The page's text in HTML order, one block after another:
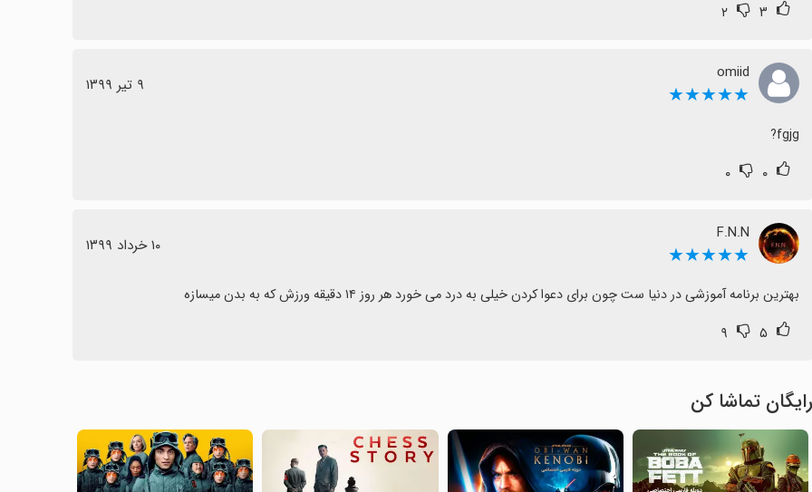
۳ ۲
omiid
★★★★★ ٩ تیر ١٣٩٩
fgjg?
۰ ۰
F.N.N
★★★★★ ١٠ خرداد ١٣٩٩
بهترین برنامه آموزشی در دنیا ست چون برای دعوا کردن خیلی به درد می خورد هر روز ۱۴ دقیقه ورزش که به بدن میسازه
۵ ۹
رایگان تماشا کن